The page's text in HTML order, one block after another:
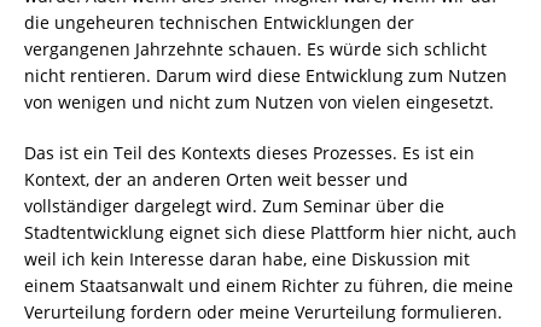
die ungeheuren technischen Entwicklungen der
vergangenen Jahrzehnte schauen. Es würde sich schlicht
nicht rentieren. Darum wird diese Entwicklung zum Nutzen
von wenigen und nicht zum Nutzen von vielen eingesetzt.
Das ist ein Teil des Kontexts dieses Prozesses. Es ist ein
Kontext, der an anderen Orten weit besser und
vollständiger dargelegt wird. Zum Seminar über die
Stadtentwicklung eignet sich diese Plattform hier nicht, auch
weil ich kein Interesse daran habe, eine Diskussion mit
einem Staatsanwalt und einem Richter zu führen, die meine
Verurteilung fordern oder meine Verurteilung formulieren.